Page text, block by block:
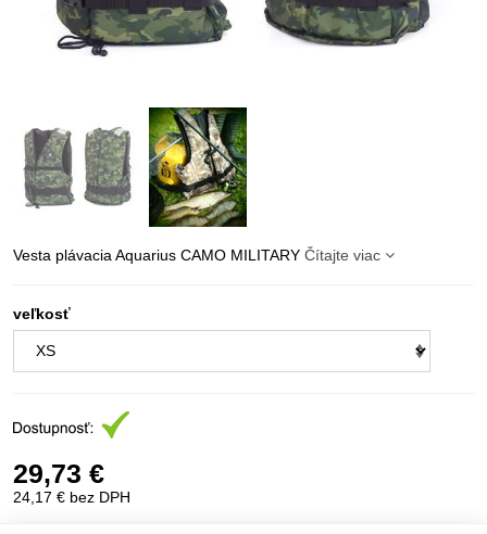
Vesta plávacia Aquarius CAMO MILITARY Čítajte viac
veľkosť
29,73 €
24,17 € bez DPH